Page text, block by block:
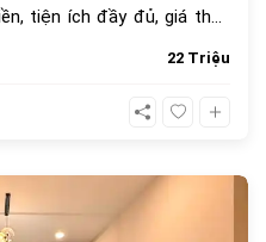
tiện ích đầy đủ, giá thuê
22 Triệu